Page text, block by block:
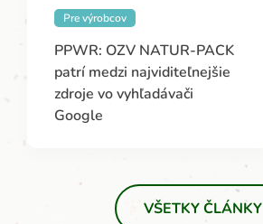
Pre výrobcov
PPWR: OZV NATUR-PACK
patrí medzi najviditeľnejšie
zdroje vo vyhľadávači
Google
VŠETKY ČLÁNKY